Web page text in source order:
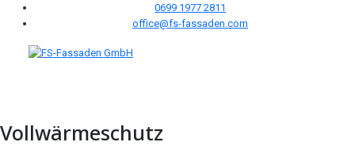
0699 1977 2811
office@fs-fassaden.com
Vollwärmeschutz